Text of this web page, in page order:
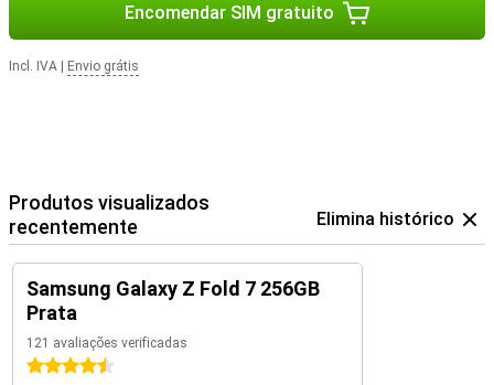
Encomendar SIM gratuito
Incl. IVA Envio grátis
Produtos visualizados
recentemente
Elimina histórico
Samsung Galaxy Z Fold 7 256GB
Prata
121 avaliações verificadas
4.5 estrelas